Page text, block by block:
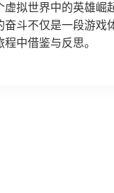
拟世界中的英雄崛
斗不仅是一段游戏
中借鉴与反思。